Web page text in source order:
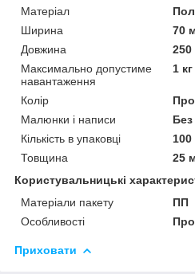
Матеріал
Ширина
70
Довжина
Максимально допустиме
навантаження
1 кг
Колір
Малюнки і написи
Без
Кількість в упаковці
100
Товщина
25
Користувальницькі
Матеріали пакету
ПП
Особливості
Приховати